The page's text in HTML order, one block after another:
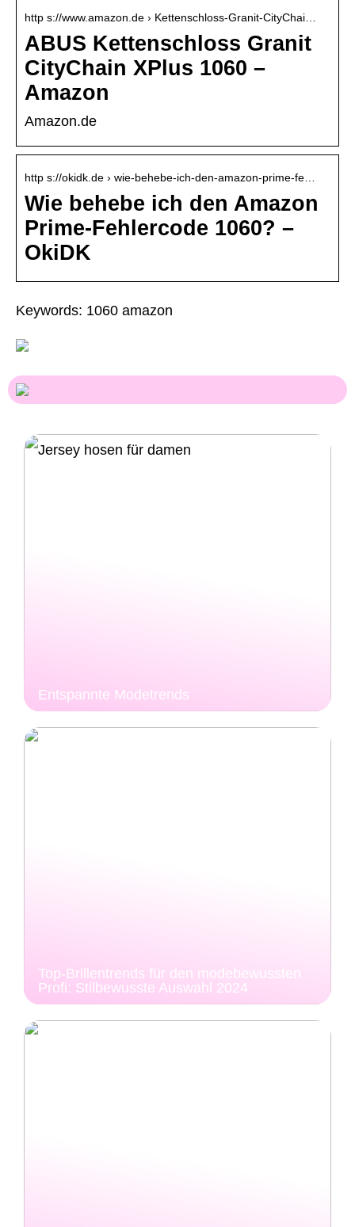
http s://www.amazon.de › Kettenschloss-Granit-CityChai…
ABUS Kettenschloss Granit
CityChain XPlus 1060 –
Amazon
Amazon.de
http s://okidk.de › wie-behebe-ich-den-amazon-prime-fe…
Wie behebe ich den Amazon
Prime-Fehlercode 1060? –
OkiDK
Keywords: 1060 amazon
Entspannte Modetrends
Top-Brillentrends für den modebewussten
Profi: Stilbewusste Auswahl 2024